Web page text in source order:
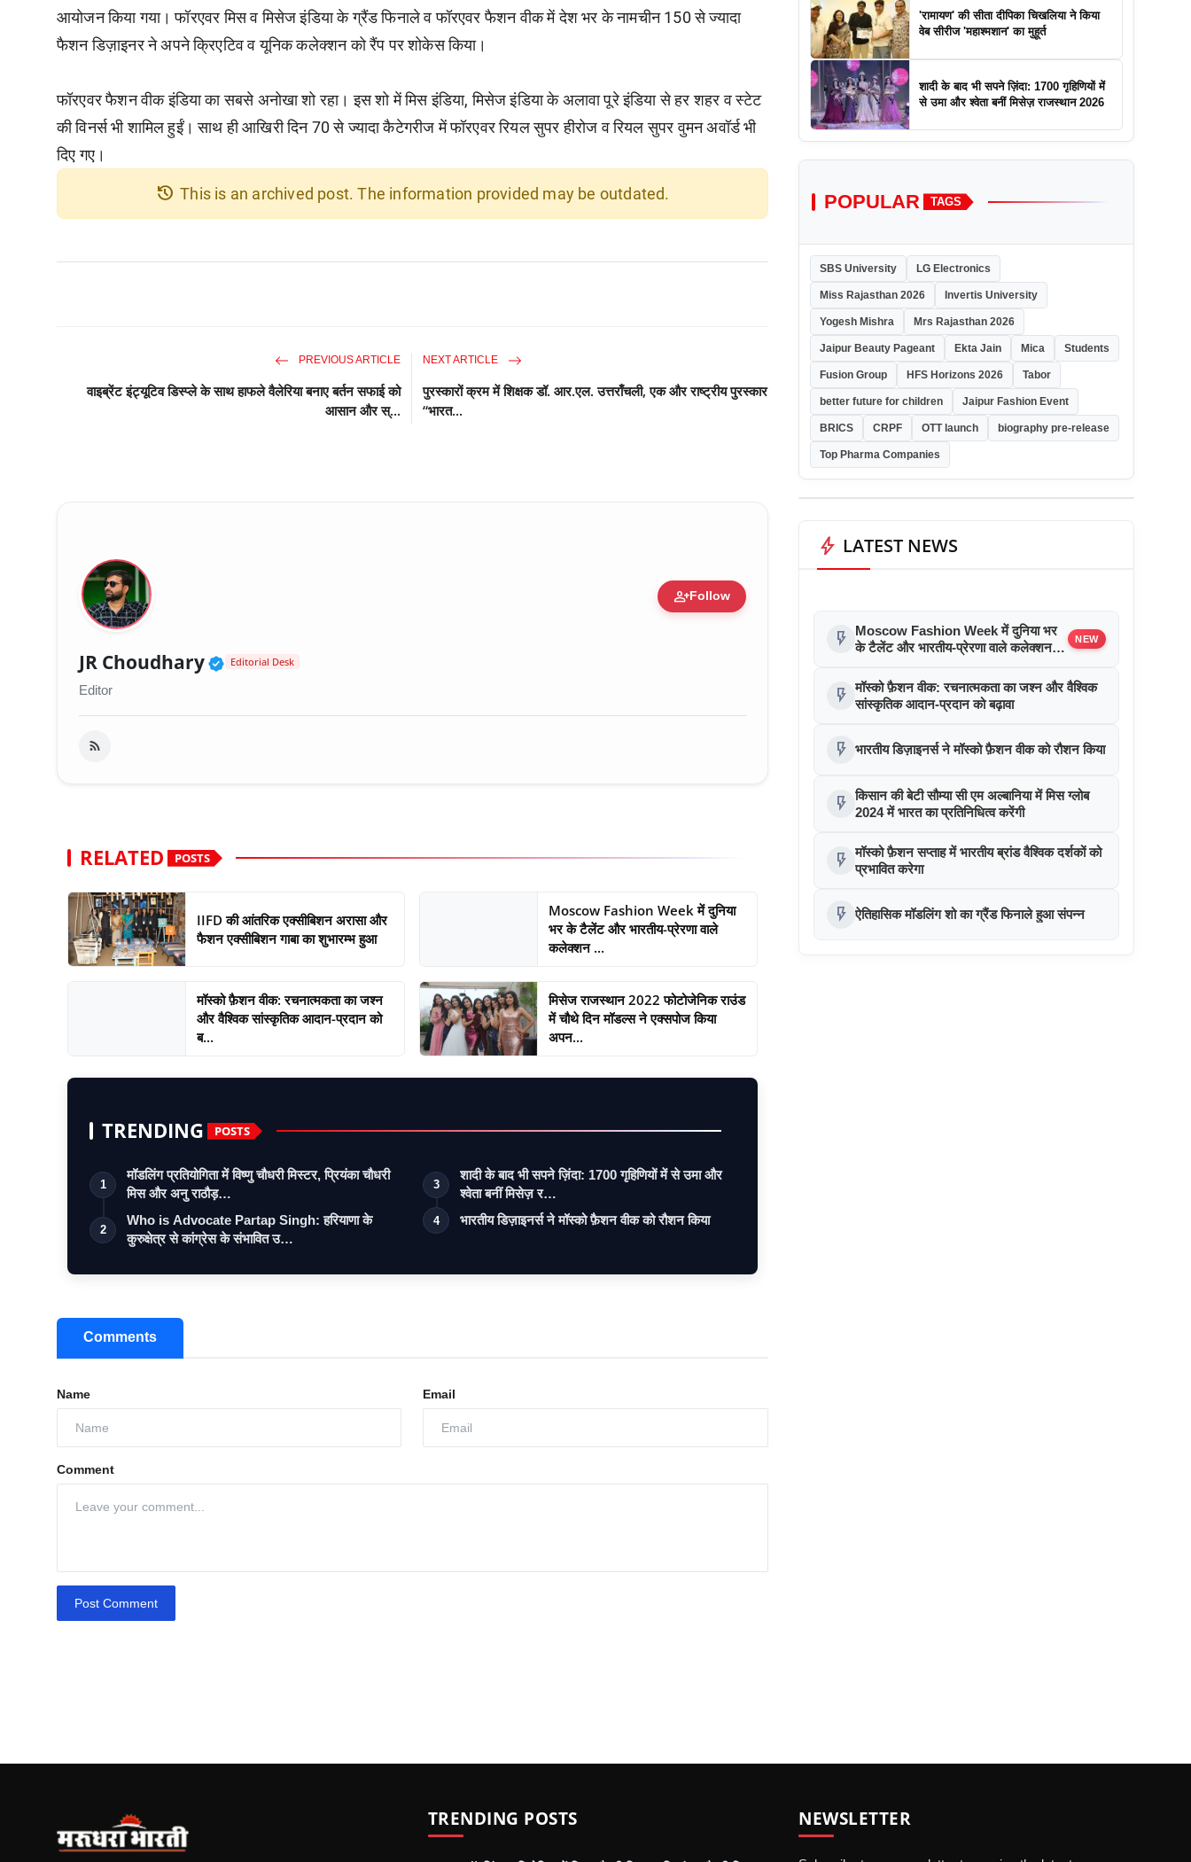
आयोजन किया गया। फॉरएवर मिस व मिसेज इंडिया के ग्रैंड फिनाले व फॉरएवर फैशन वीक में देश भर के नामचीन 150 से ज्यादा
फैशन डिज़ाइनर ने अपने क्रिएटिव व यूनिक कलेक्शन को रैंप पर शोकेस किया।
फॉरएवर फैशन वीक इंडिया का सबसे अनोखा शो रहा। इस शो में मिस इंडिया, मिसेज इंडिया के अलावा पूरे इंडिया से हर शहर व स्टेट
की विनर्स भी शामिल हुईं। साथ ही आखिरी दिन 70 से ज्यादा कैटेगरीज में फॉरएवर रियल सुपर हीरोज व रियल सुपर वुमन अवॉर्ड भी
दिए गए।
history This is an archived post. The information provided may be outdated.
PREVIOUS ARTICLE
वाइब्रेंट इंट्यूटिव डिस्प्ले के साथ हाफले वैलेरिया बनाए बर्तन सफाई को
आसान और स्...
NEXT ARTICLE
पुरस्कारों क्रम में शिक्षक डॉ. आर.एल. उत्तराँचली, एक और राष्ट्रीय पुरस्कार
“भारत...
person_addFollow
JR Choudhary Verified Public Figure • 30 Mar, 2026
Editorial Desk
Editor
RELATED POSTS
IIFD की आंतरिक एक्सीबिशन अरासा और
फैशन एक्सीबिशन गाबा का शुभारम्भ हुआ
Moscow Fashion Week में दुनिया
भर के टैलेंट और भारतीय-प्रेरणा वाले
कलेक्शन ...
मॉस्को फ़ैशन वीक: रचनात्मकता का जश्न
और वैश्विक सांस्कृतिक आदान-प्रदान को
ब...
मिसेज राजस्थान 2022 फोटोजेनिक राउंड
में चौथे दिन मॉडल्स ने एक्सपोज किया
अपन...
TRENDING POSTS
1
मॉडलिंग प्रतियोगिता में विष्णु चौधरी मिस्टर, प्रियंका चौधरी
मिस और अनु राठौड़…
2
Who is Advocate Partap Singh: हरियाणा के
कुरुक्षेत्र से कांग्रेस के संभावित उ…
3
शादी के बाद भी सपने ज़िंदा: 1700 गृहिणियों में से उमा और
श्वेता बनीं मिसेज़ र…
4 भारतीय डिज़ाइनर्स ने मॉस्को फ़ैशन वीक को रौशन किया
Comments
Name Email
Comment
Post Comment
'रामायण' की सीता दीपिका चिखलिया ने किया
वेब सीरीज 'महाश्मशान' का मुहूर्त
शादी के बाद भी सपने ज़िंदा: 1700 गृहिणियों में
से उमा और श्वेता बनीं मिसेज़ राजस्थान 2026
POPULAR TAGS
SBS University LG Electronics
Miss Rajasthan 2026 Invertis University
Yogesh Mishra Mrs Rajasthan 2026
Jaipur Beauty Pageant Ekta Jain Mica Students
Fusion Group HFS Horizons 2026 Tabor
better future for children Jaipur Fashion Event
BRICS CRPF OTT launch biography pre-release
Top Pharma Companies
bolt LATEST NEWS
flash_on
Moscow Fashion Week में दुनिया भर
के टैलेंट और भारतीय-प्रेरणा वाले कलेक्शन
NEW
flash_on मॉस्को फ़ैशन वीक: रचनात्मकता का जश्न और वैश्विक
सांस्कृतिक आदान-प्रदान को बढ़ावा
flash_on भारतीय डिज़ाइनर्स ने मॉस्को फ़ैशन वीक को रौशन किया
flash_on किसान की बेटी सौम्या सी एम अल्बानिया में मिस ग्लोब
2024 में भारत का प्रतिनिधित्व करेंगी
flash_on मॉस्को फ़ैशन सप्ताह में भारतीय ब्रांड वैश्विक दर्शकों को
प्रभावित करेगा
flash_on ऐतिहासिक मॉडलिंग शो का ग्रैंड फिनाले हुआ संपन्न
TRENDING POSTS NEWSLETTER